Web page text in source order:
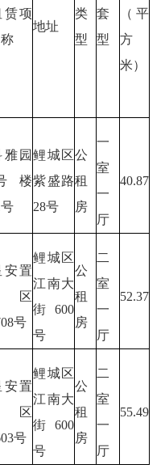
赁项
地址
类
型
套
型
（平
方
米）
园
楼
鲤城区
紫盛路
28号
公
租
房
一
室
一
厅
40.87
安置
区
号
鲤城区
江南大
街600
号
公
租
房
二
室
一
厅
52.37
安置
区
号
鲤城区
江南大
街600
号
公
租
房
二
室
一
厅
55.49